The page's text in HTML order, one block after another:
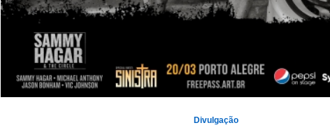
Divulgação